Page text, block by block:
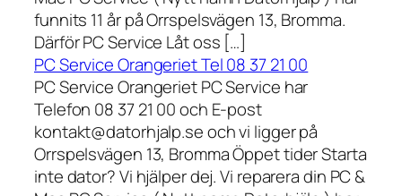
funnits 11 år på Orrspelsvägen 13, Bromma.
Därför PC Service Låt oss […]
PC Service Orangeriet Tel 08 37 21 00
PC Service Orangeriet PC Service har
Telefon 08 37 21 00 och E-post
kontakt@datorhjalp.se och vi ligger på
Orrspelsvägen 13, Bromma Öppet tider Starta
inte dator? Vi hjälper dej. Vi reparera din PC &